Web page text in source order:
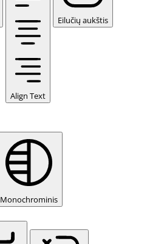
Align Text
Eilučių aukštis
Monochrominis